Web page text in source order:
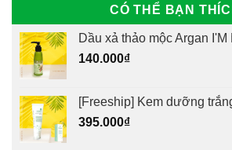
CÓ THỂ BẠN
Dầu xả thảo mộc Argan I'M
140.000₫
[Freeship] Kem dưỡng
395.000₫